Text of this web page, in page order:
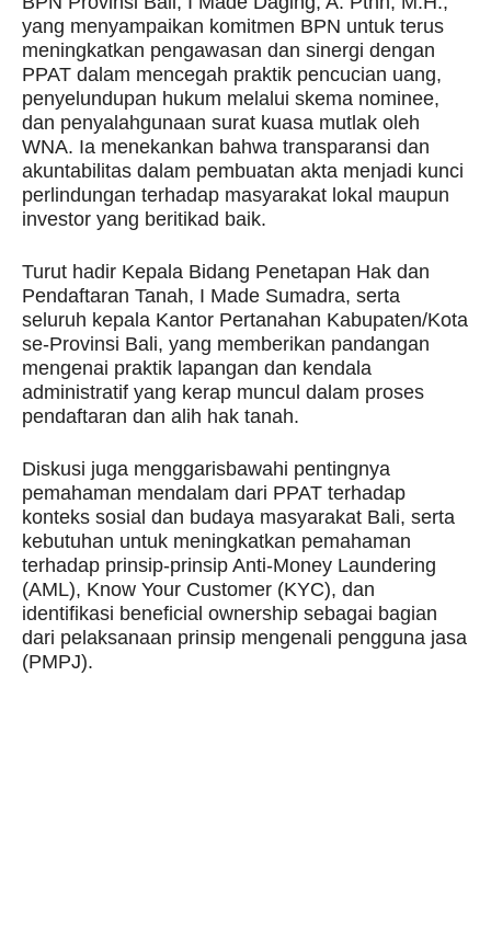
yang menyampaikan komitmen BPN untuk terus
meningkatkan pengawasan dan sinergi dengan
PPAT dalam mencegah praktik pencucian uang,
penyelundupan hukum melalui skema nominee,
dan penyalahgunaan surat kuasa mutlak oleh
WNA. Ia menekankan bahwa transparansi dan
akuntabilitas dalam pembuatan akta menjadi kunci
perlindungan terhadap masyarakat lokal maupun
investor yang beritikad baik.
Turut hadir Kepala Bidang Penetapan Hak dan
Pendaftaran Tanah, I Made Sumadra, serta
seluruh kepala Kantor Pertanahan Kabupaten/Kota
se-Provinsi Bali, yang memberikan pandangan
mengenai praktik lapangan dan kendala
administratif yang kerap muncul dalam proses
pendaftaran dan alih hak tanah.
Diskusi juga menggarisbawahi pentingnya
pemahaman mendalam dari PPAT terhadap
konteks sosial dan budaya masyarakat Bali, serta
kebutuhan untuk meningkatkan pemahaman
terhadap prinsip-prinsip Anti-Money Laundering
(AML), Know Your Customer (KYC), dan
identifikasi beneficial ownership sebagai bagian
dari pelaksanaan prinsip mengenali pengguna jasa
(PMPJ).